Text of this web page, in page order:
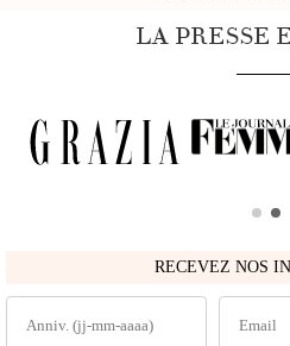
LA PRESSE
RECEVEZ NOS